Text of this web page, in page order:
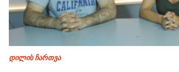
დილის ჩართვა